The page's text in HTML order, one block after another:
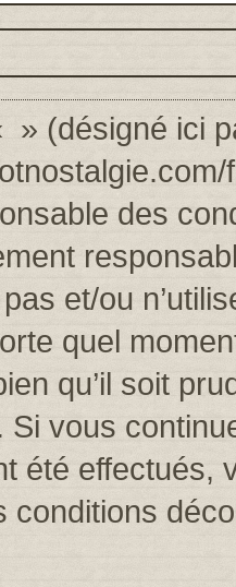
» (désigné ici
des
et/ou
quel
qu’il soit
Si vous
été effectués,
conditions